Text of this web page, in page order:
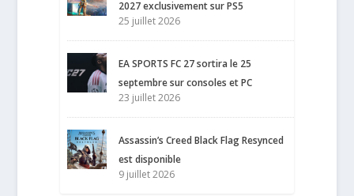
2027 exclusivement sur PS5
25 juillet 2026
EA SPORTS FC 27 sortira le 25
septembre sur consoles et PC
23 juillet 2026
Assassin’s Creed Black Flag Resynced
est disponible
9 juillet 2026